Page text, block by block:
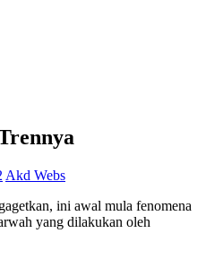
Akd Webs
ini awal mula fenomena
yang dilakukan oleh